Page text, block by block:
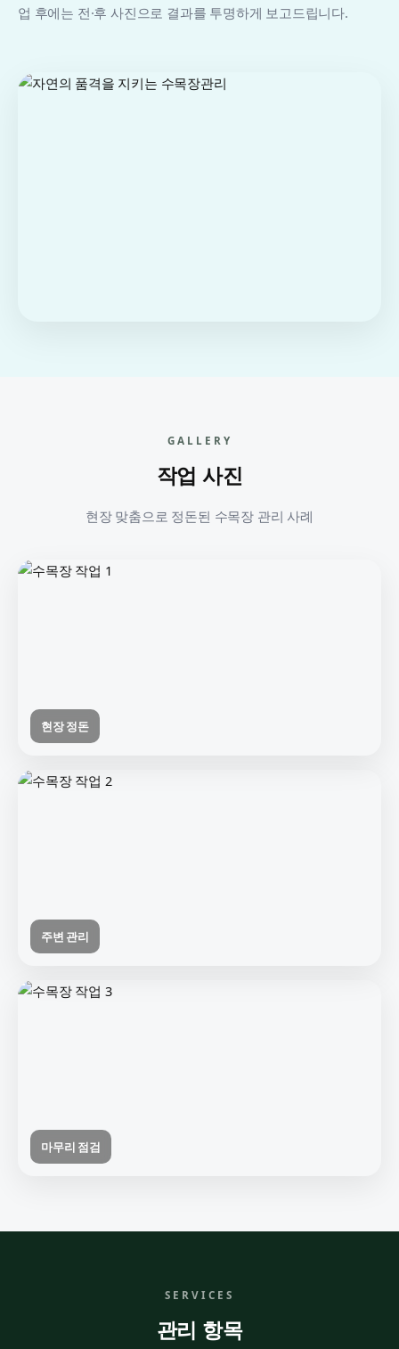
업 후에는 전·후 사진으로 결과를 투명하게 보고드립니다.
GALLERY
작업 사진
현장 맞춤으로 정돈된 수목장 관리 사례
현장 정돈
주변 관리
마무리 점검
SERVICES
관리 항목